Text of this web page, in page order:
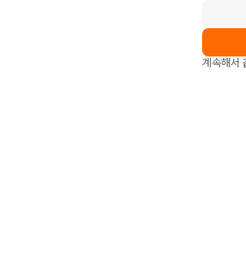
계속해서